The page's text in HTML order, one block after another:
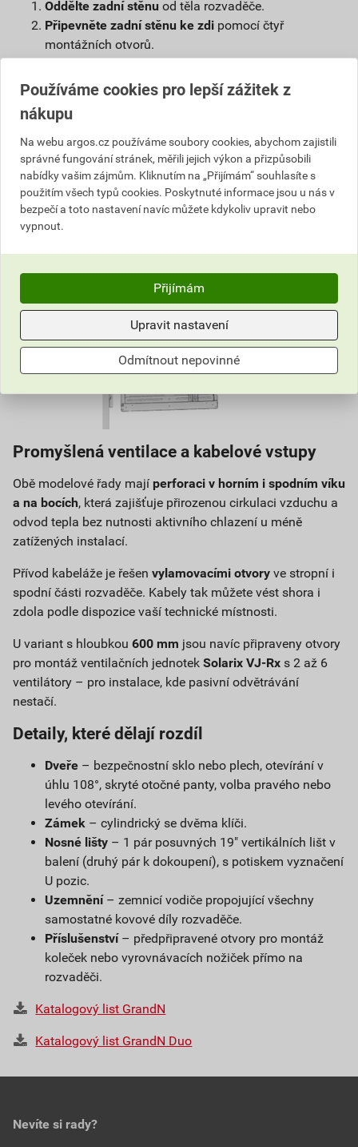
Oddělte zadní stěnu od těla rozvaděče.
Připevněte zadní stěnu ke zdi pomocí čtyř
montážních otvorů.
zadní stěnu.
– tím získá celá sestava
požadovanou pevnost a tuhost.
Žádné složité přípravky, žádné držení rozvaděče ve
vzduchu, zatímco se snažíte trefit šroub.
Promyšlená ventilace a kabelové vstupy
Obě modelové řady mají perforaci v horním i spodním víku
a na bocích, která zajišťuje přirozenou cirkulaci vzduchu a
odvod tepla bez nutnosti aktivního chlazení u méně
zatížených instalací.
Přívod kabeláže je řešen vylamovacími otvory ve stropní i
spodní části rozvaděče. Kabely tak můžete vést shora i
zdola podle dispozice vaší technické místnosti.
U variant s hloubkou 600 mm jsou navíc připraveny otvory
pro montáž ventilačních jednotek Solarix VJ-Rx s 2 až 6
ventilátory – pro instalace, kde pasivní odvětrávání
nestačí.
Detaily, které dělají rozdíl
Dveře – bezpečnostní sklo nebo plech, otevírání v
úhlu 108°, skryté otočné panty, volba pravého nebo
levého otevírání.
Zámek – cylindrický se dvěma klíči.
Nosné lišty – 1 pár posuvných 19" vertikálních lišt v
balení (druhý pár k dokoupení), s potiskem vyznačení
U pozic.
Uzemnění– zemnicí vodiče propojující všechny
samostatné kovové díly rozvaděče.
Příslušenství– předpřipravené otvory pro montáž
koleček nebo vyrovnávacích nožiček přímo na
rozvaděči.
Katalogový list GrandN
Katalogový list GrandN Duo
Nevíte si rady?
Používáme cookies pro lepší zážitek z
nákupu
Na webu argos.cz používáme soubory cookies, abychom zajistili
správné fungování stránek, měřili jejich výkon a přizpůsobili
nabídky vašim zájmům. Kliknutím na „Přijímám“ souhlasíte s
použitím všech typů cookies. Poskytnuté informace jsou u nás v
bezpečí a toto nastavení navíc můžete kdykoliv upravit nebo
vypnout.
Přijímám
Upravit nastavení
Odmítnout nepovinné